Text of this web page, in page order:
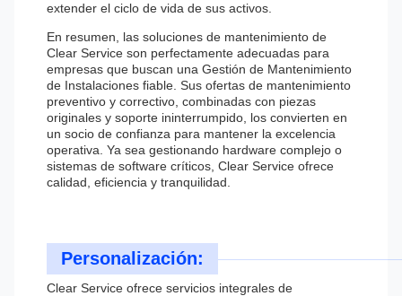
extender el ciclo de vida de sus activos.
En resumen, las soluciones de mantenimiento de
Clear Service son perfectamente adecuadas para
empresas que buscan una Gestión de Mantenimiento
de Instalaciones fiable. Sus ofertas de mantenimiento
preventivo y correctivo, combinadas con piezas
originales y soporte ininterrumpido, los convierten en
un socio de confianza para mantener la excelencia
operativa. Ya sea gestionando hardware complejo o
sistemas de software críticos, Clear Service ofrece
calidad, eficiencia y tranquilidad.
Personalización:
Clear Service ofrece servicios integrales de